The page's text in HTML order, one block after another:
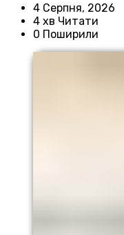
4 Серпня, 2026
4 хв Читати
0 Поширили